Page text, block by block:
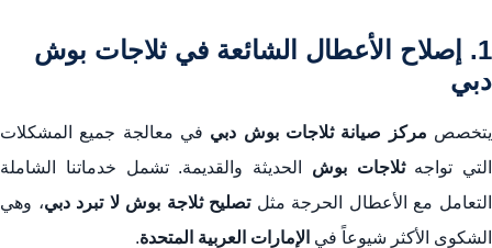
1. إصلاح الأعطال الشائعة في ثلاجات بوش
دبي
يتخصص مركز صيانة ثلاجات بوش دبي في معالجة جميع المشكلات
التي تواجهثلاجات بوش الحديثة والقديمة. تشمل خدماتنا الشاملة
التعامل مع الأعطال الحرجة مثلتصليح ثلاجة بوش لا تبرد دبي، وهي
الشكوى الأكثر شيوعاً في الإمارات العربية المتحدة.